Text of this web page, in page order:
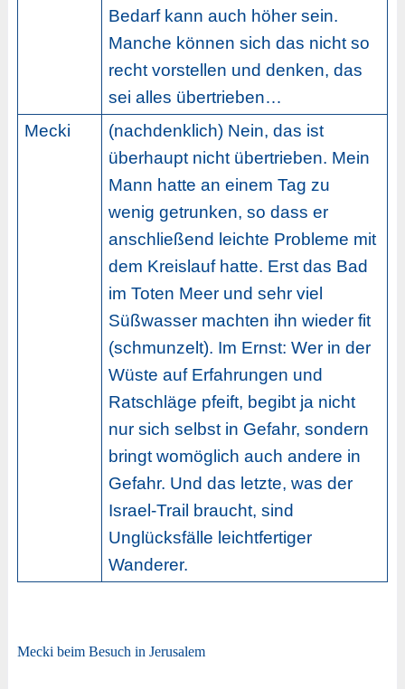
Bedarf kann auch höher sein.
Manche können sich das nicht so
recht vorstellen und denken, das
sei alles übertrieben…
Mecki
(nachdenklich) Nein, das ist
überhaupt nicht übertrieben. Mein
Mann hatte an einem Tag zu
wenig getrunken, so dass er
anschließend leichte Probleme mit
dem Kreislauf hatte. Erst das Bad
im Toten Meer und sehr viel
Süßwasser machten ihn wieder fit
(schmunzelt). Im Ernst: Wer in der
Wüste auf Erfahrungen und
Ratschläge pfeift, begibt ja nicht
nur sich selbst in Gefahr, sondern
bringt womöglich auch andere in
Gefahr. Und das letzte, was der
Israel-Trail braucht, sind
Unglücksfälle leichtfertiger
Wanderer.
Mecki beim Besuch in Jerusalem